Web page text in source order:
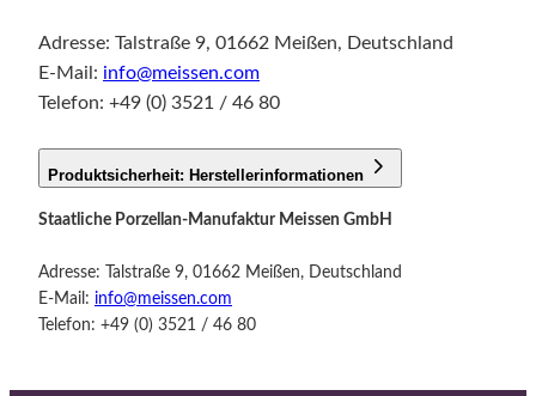
Adresse: Talstraße 9, 01662 Meißen, Deutschland
E-Mail: info@meissen.com
Telefon: +49 (0) 3521 / 46 80
Produktsicherheit: Herstellerinformationen
Staatliche Porzellan-Manufaktur Meissen GmbH
Adresse: Talstraße 9, 01662 Meißen, Deutschland
E-Mail: info@meissen.com
Telefon: +49 (0) 3521 / 46 80